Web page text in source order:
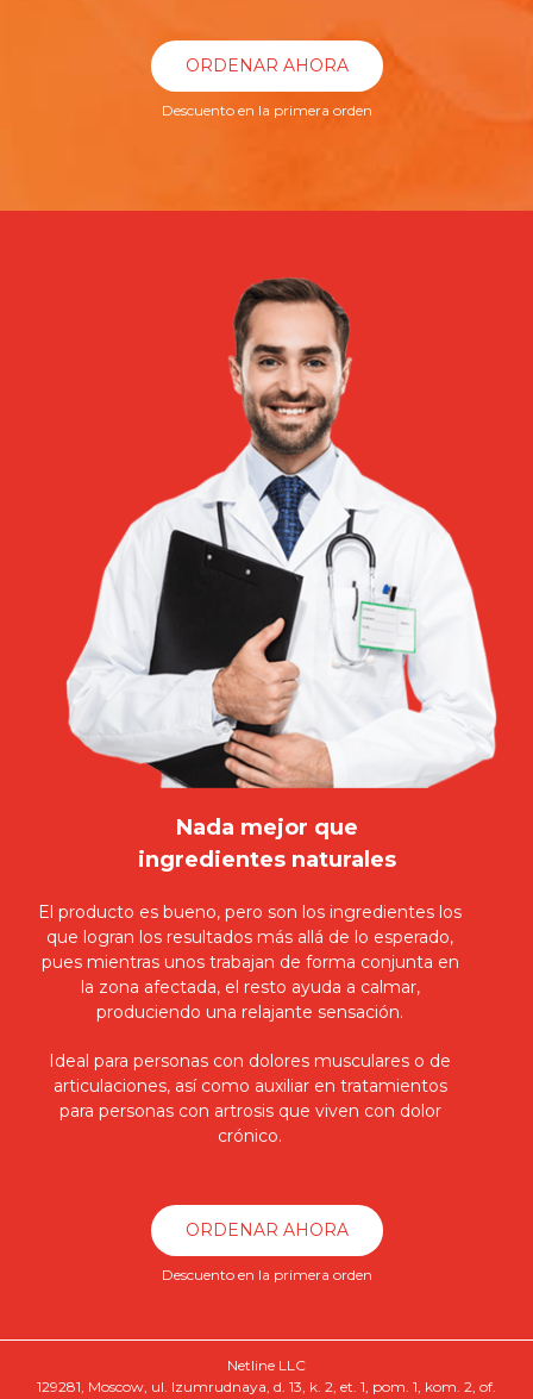
ORDENAR AHORA
Descuento en la primera orden
Nada mejor que
ingredientes naturales
El producto es bueno, pero son los ingredientes los
que logran los resultados más allá de lo esperado,
pues mientras unos trabajan de forma conjunta en
la zona afectada, el resto ayuda a calmar,
produciendo una relajante sensación.
Ideal para personas con dolores musculares o de
articulaciones, así como auxiliar en tratamientos
para personas con artrosis que viven con dolor
crónico.
ORDENAR AHORA
Descuento en la primera orden
Netline LLC
129281, Moscow, ul. Izumrudnaya, d. 13, k. 2, et. 1, pom. 1, kom. 2, of.